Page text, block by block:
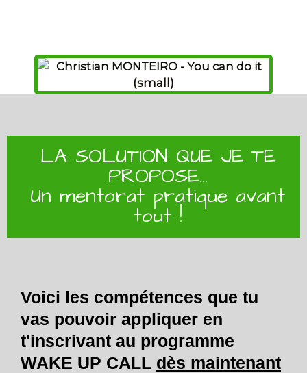
LA SOLUTION QUE JE TE
PROPOSE...
Un mentorat pratique avant
tout !
Voici les compétences que tu
vas pouvoir appliquer en
t'inscrivant au programme
WAKE UP CALL dès maintenant